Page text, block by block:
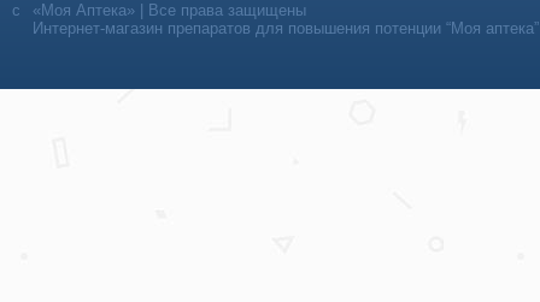
«Моя Аптека» | Все права защищены
Интернет-магазин препаратов для повышения потенции “Моя